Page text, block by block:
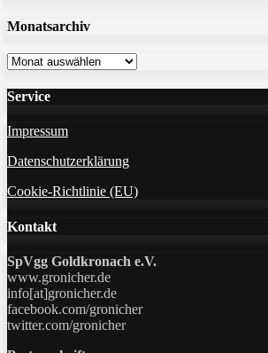
Monatsarchiv
Monatsarchiv
Service
Impressum
Datenschutzerklärung
Cookie-Richtlinie (EU)
Kontakt
SpVgg Goldkronach e.V.
www.gronicher.de
info[at]gronicher.de
facebook.com/gronicher
twitter.com/gronicher